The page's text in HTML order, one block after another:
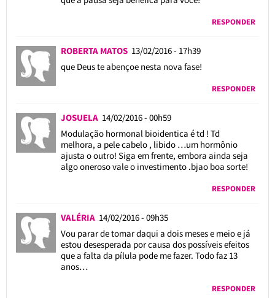
RESPONDER
ROBERTA MATOS 13/02/2016 - 17h39
que Deus te abençoe nesta nova fase!
RESPONDER
JOSUELA 14/02/2016 - 00h59
Modulação hormonal bioidentica é td ! Td
melhora, a pele cabelo , libido …um hormônio
ajusta o outro! Siga em frente, embora ainda seja
algo oneroso vale o investimento .bjao boa sorte!
RESPONDER
VALÉRIA 14/02/2016 - 09h35
Vou parar de tomar daqui a dois meses e meio e já
estou desesperada por causa dos possíveis efeitos
que a falta da pílula pode me fazer. Todo faz 13
anos…
RESPONDER